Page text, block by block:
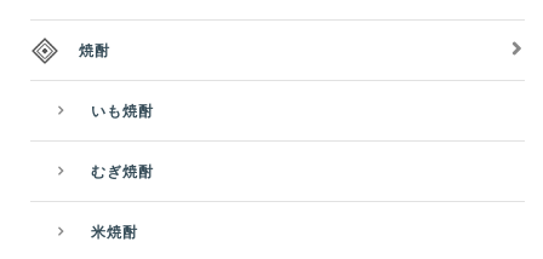
焼酎
いも焼酎
むぎ焼酎
米焼酎